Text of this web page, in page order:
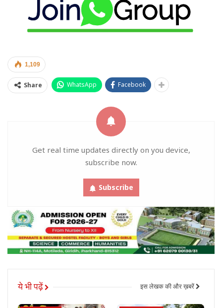
1,109
Share WhatsApp Facebook
Get real time updates directly on you device,
subscribe now.
Subscribe
ये भी पढ़ें इस लेखक की और ख़बरें